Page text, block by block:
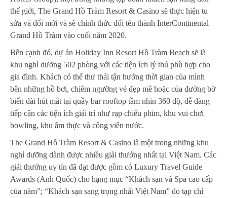
thế giới, The Grand Hồ Tràm Resort & Casino sẽ thực hiện tu
sửa và đổi mới và sẽ chính thức đổi tên thành InterContinental
Grand Hồ Tràm vào cuối năm 2020.
Bên cạnh đó, dự án Holiday Inn Resort Hồ Tràm Beach sẽ là
khu nghỉ dưỡng 502 phòng với các tiện ích lý thú phù hợp cho
gia đình. Khách có thể thư thái tận hưởng thời gian của mình
bên những hồ bơi, chiêm ngưỡng vẻ đẹp mê hoặc của đường bờ
biển dài hút mắt tại quầy bar rooftop tầm nhìn 360 độ, dễ dàng
tiếp cận các tiện ích giải trí như rạp chiếu phim, khu vui chơi
bowling, khu ẩm thực và công viên nước.
The Grand Hồ Tràm Resort & Casino là một trong những khu
nghỉ dưỡng dành được nhiều giải thưởng nhất tại Việt Nam. Các
giải thưởng uy tín đã đạt được gồm có Luxury Travel Guide
Awards (Anh Quốc) cho hạng mục “Khách sạn và Spa cao cấp
của năm”; “Khách sạn sang trọng nhất Việt Nam” do tạp chí